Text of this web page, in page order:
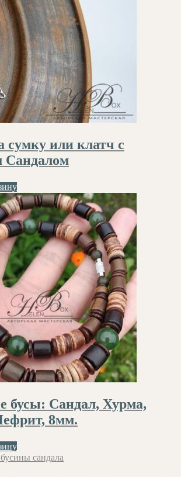
сумку или клатч с
Сандалом
бусы: Сандал, Хурма,
8мм.